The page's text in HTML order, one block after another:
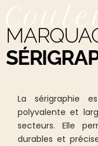
La sérigraphie
polyvalente et
secteurs. Elle
durables et